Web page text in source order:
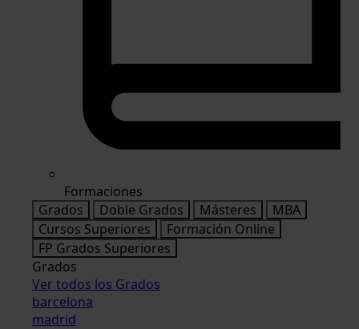
Formaciones
Grados
Doble Grados Másteres
MBA
Cursos Superiores
Formación Online
FP Grados Superiores
Grados
Ver todos los Grados
barcelona
madrid